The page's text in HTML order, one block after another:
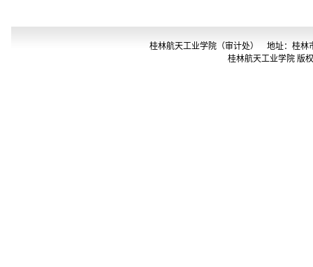
桂林航天工业学院（审计处） 地址：桂林
桂林航天工业学院 版